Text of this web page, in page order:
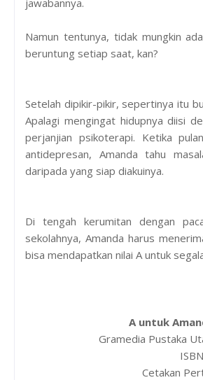
Namun tentunya, tidak mungkin
beruntung setiap saat, kan?
Setelah dipikir-pikir, sepertinya itu
Apalagi mengingat hidupnya diisi
perjanjian psikoterapi. Ketika
antidepresan, Amanda tahu
daripada yang siap diakuinya.
Di tengah kerumitan dengan
sekolahnya, Amanda harus
bisa mendapatkan nilai A untuk
A untuk
Gramedia Pustaka
Cetakan